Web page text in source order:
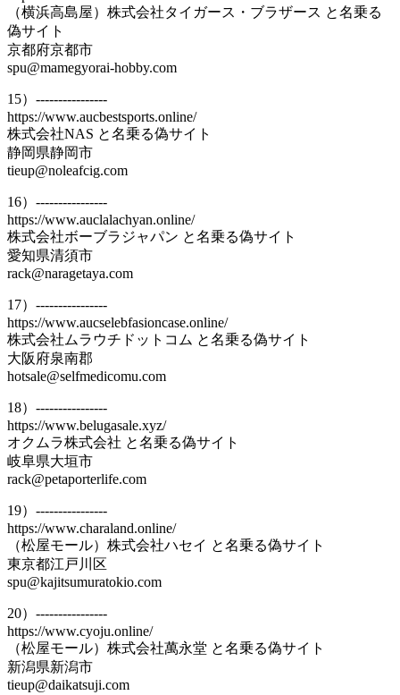
（横浜高島屋）株式会社タイガース・ブラザース と名乗る
偽サイト
京都府京都市
spu@mamegyorai-hobby.com
15）----------------
https://www.aucbestsports.online/
株式会社NAS と名乗る偽サイト
静岡県静岡市
tieup@noleafcig.com
16）----------------
https://www.auclalachyan.online/
株式会社ボーブラジャパン と名乗る偽サイト
愛知県清須市
rack@naragetaya.com
17）----------------
https://www.aucselebfasioncase.online/
株式会社ムラウチドットコム と名乗る偽サイト
大阪府泉南郡
hotsale@selfmedicomu.com
18）----------------
https://www.belugasale.xyz/
オクムラ株式会社 と名乗る偽サイト
岐阜県大垣市
rack@petaporterlife.com
19）----------------
https://www.charaland.online/
（松屋モール）株式会社ハセイ と名乗る偽サイト
東京都江戸川区
spu@kajitsumuratokio.com
20）----------------
https://www.cyoju.online/
（松屋モール）株式会社萬永堂 と名乗る偽サイト
新潟県新潟市
tieup@daikatsuji.com